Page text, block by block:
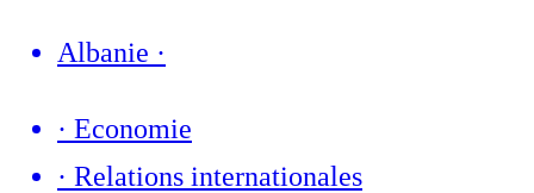
Albanie ·
· Economie
· Relations internationales